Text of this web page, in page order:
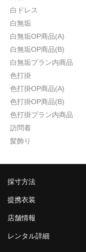
白ドレス
白無垢
白無垢OP商品(A)
白無垢OP商品(B)
白無垢プラン内商品
色打掛
色打掛OP商品(A)
色打掛OP商品(B)
色打掛プラン内商品
訪問着
髪飾り
採寸方法
提携衣装
店舗情報
レンタル詳細